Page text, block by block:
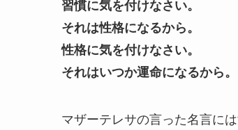
習慣に気を付けなさい。
それは性格になるから。
性格に気を付けなさい。
それはいつか運命になるから。
マザーテレサの言った名言に